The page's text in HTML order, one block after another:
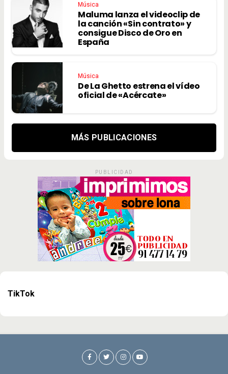
Música
Maluma lanza el videoclip de
la canción «Sin contrato» y
consigue Disco de Oro en
España
Música
De La Ghetto estrena el vídeo
oficial de «Acércate»
MÁS PUBLICACIONES
PUBLICIDAD
TikTok